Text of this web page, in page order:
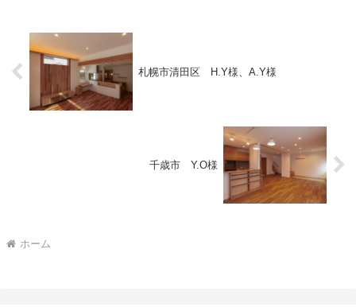
札幌市清田区 H.Y様、A.Y様
千歳市 Y.O様
ホーム